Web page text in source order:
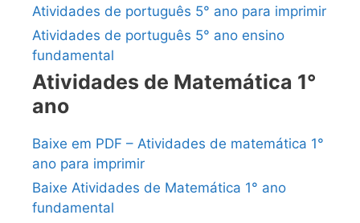
Atividades de português 5° ano para imprimir
Atividades de português 5° ano ensino
fundamental
Atividades de Matemática 1°
ano
Baixe em PDF – Atividades de matemática 1°
ano para imprimir
Baixe Atividades de Matemática 1° ano
fundamental